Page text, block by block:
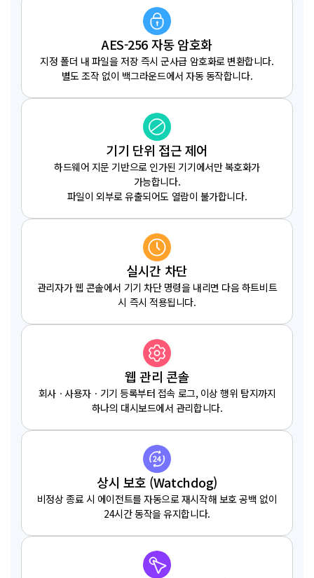
AES-256 자동 암호화
지정 폴더 내 파일을 저장 즉시 군사급 암호화로 변환합니다.
별도 조작 없이 백그라운드에서 자동 동작합니다.
기기 단위 접근 제어
하드웨어 지문 기반으로 인가된 기기에서만 복호화가
가능합니다.
파일이 외부로 유출되어도 열람이 불가합니다.
실시간 차단
관리자가 웹 콘솔에서 기기 차단 명령을 내리면 다음 하트비트
시 즉시 적용됩니다.
웹 관리 콘솔
회사ㆍ사용자ㆍ기기 등록부터 접속 로그, 이상 행위 탐지까지
하나의 대시보드에서 관리합니다.
상시 보호 (Watchdog)
비정상 종료 시 에이전트를 자동으로 재시작해 보호 공백 없이
24시간 동작을 유지합니다.